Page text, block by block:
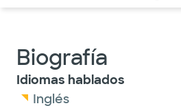
Biografía
Idiomas hablados
Inglés